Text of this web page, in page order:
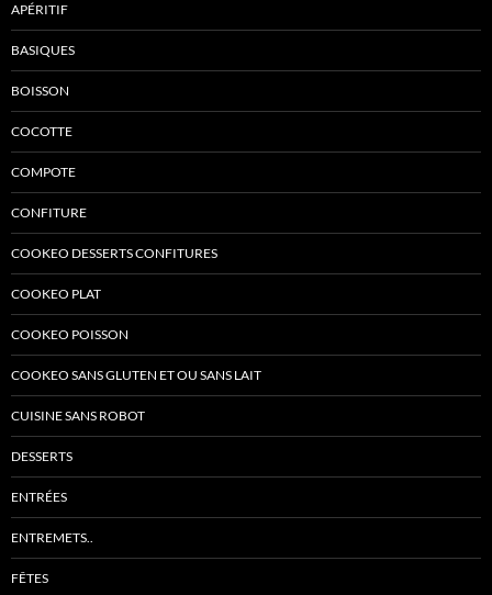
APÉRITIF
BASIQUES
BOISSON
COCOTTE
COMPOTE
CONFITURE
COOKEO DESSERTS CONFITURES
COOKEO PLAT
COOKEO POISSON
COOKEO SANS GLUTEN ET OU SANS LAIT
CUISINE SANS ROBOT
DESSERTS
ENTRÉES
ENTREMETS..
FÊTES